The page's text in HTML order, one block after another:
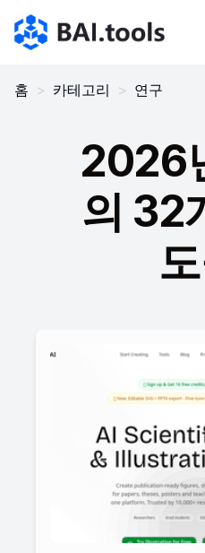
Bai.tools
홈 > 카테고리 > 연구
2026
의 32